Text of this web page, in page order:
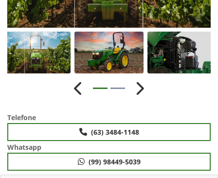
Anterior Próximo
Telefone
(63) 3484-1148
Whatsapp
(99) 98449-5039